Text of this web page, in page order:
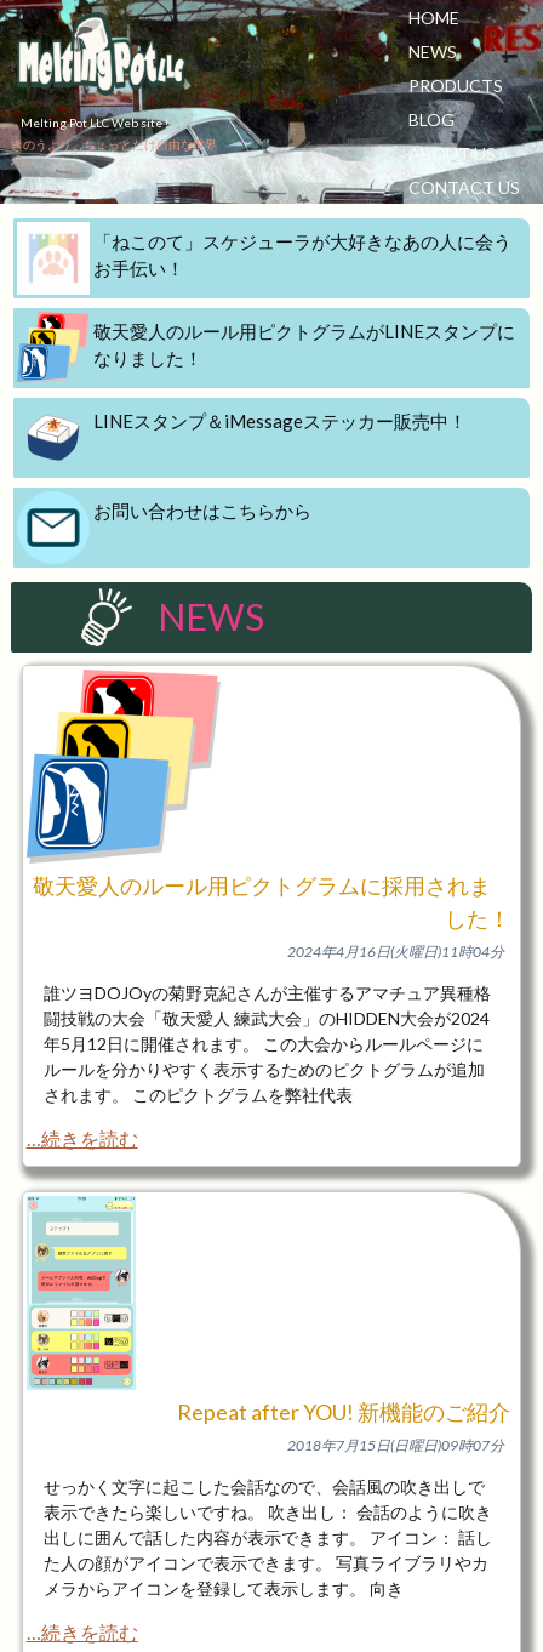
HOME
NEWS
PRODUCTS
BLOG
ABOUT US
CONTACT US
Melting Pot LLC Web site !
きのうより、ちょっとだけ自由な世界
へ！
「ねこのて」スケジューラが大好きなあの人に会う
お手伝い！
敬天愛人のルール用ピクトグラムがLINEスタンプに
なりました！
LINEスタンプ＆iMessageステッカー販売中！
お問い合わせはこちらから
NEWS
敬天愛人のルール用ピクトグラムに採用されま
した！
2024年4月16日(火曜日)11時04分
誰ツヨDOJOyの菊野克紀さんが主催するアマチュア異種格
闘技戦の大会「敬天愛人 練武大会」のHIDDEN大会が2024
年5月12日に開催されます。 この大会からルールページに
ルールを分かりやすく表示するためのピクトグラムが追加
されます。 このピクトグラムを弊社代表
…続きを読む
Repeat after YOU! 新機能のご紹介
2018年7月15日(日曜日)09時07分
せっかく文字に起こした会話なので、会話風の吹き出しで
表示できたら楽しいですね。 吹き出し： 会話のように吹き
出しに囲んで話した内容が表示できます。 アイコン： 話し
た人の顔がアイコンで表示できます。 写真ライブラリやカ
メラからアイコンを登録して表示します。 向き
…続きを読む